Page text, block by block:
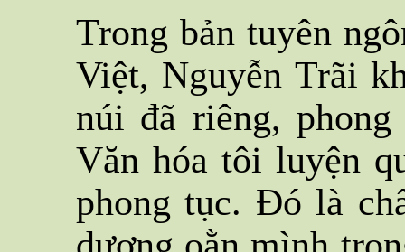
Trong bản tuyên
Việt, Nguyễn Trãi
núi đã riêng,
Văn hóa tôi luyện
phong tục. Đó là